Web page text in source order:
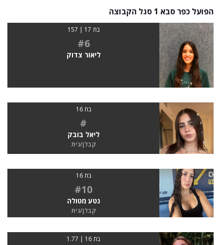
הפועל כפר סבא 1 סגל הקבוצה
בת 17 | 157
#6
ליאור צדוק
בת 16
#
ליאל בובק
קבלן/נית
בת 16
#10
נטע מטולה
קבלן/נית
בת 16 | 1.77